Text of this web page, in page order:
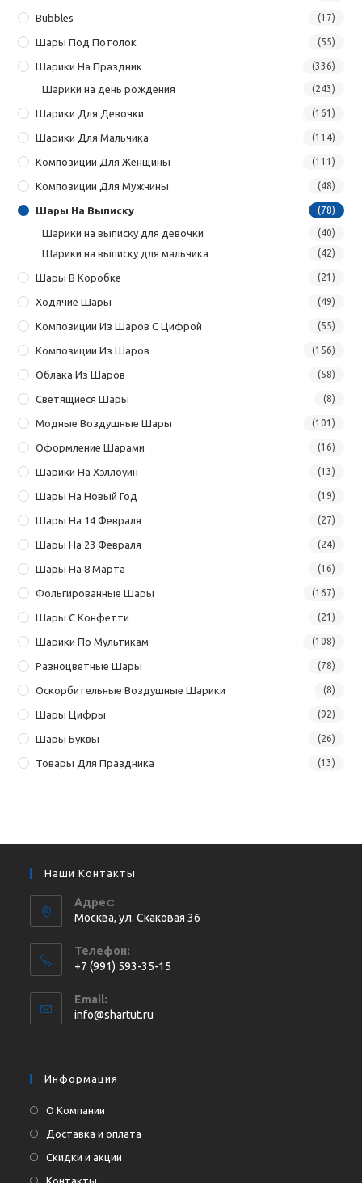
Bubbles (17)
Шары Под Потолок (55)
Шарики На Праздник (336)
Шарики на день рождения (243)
Шарики Для Девочки (161)
Шарики Для Мальчика (114)
Композиции Для Женщины (111)
Композиции Для Мужчины (48)
Шары На Выписку (78)
Шарики на выписку для девочки (40)
Шарики на выписку для мальчика (42)
Шары В Коробке (21)
Ходячие Шары (49)
Композиции Из Шаров С Цифрой (55)
Композиции Из Шаров (156)
Облака Из Шаров (58)
Светящиеся Шары (8)
Модные Воздушные Шары (101)
Оформление Шарами (16)
Шарики На Хэллоуин (13)
Шары На Новый Год (19)
Шары На 14 Февраля (27)
Шары На 23 Февраля (24)
Шары На 8 Марта (16)
Фольгированные Шары (167)
Шары С Конфетти (21)
Шарики По Мультикам (108)
Разноцветные Шары (78)
Оскорбительные Воздушные Шарики (8)
Шары Цифры (92)
Шары Буквы (26)
Товары Для Праздника (13)
Наши Контакты
Адрес:
Москва, ул. Cкаковая 36
Телефон:
+7 (991) 593-35-15
в
вашем
Email:
info@shartut.ru
Информация
О Компании
Доставка и оплата
Скидки и акции
Контакты